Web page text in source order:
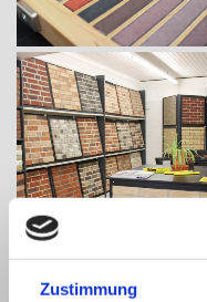
Zustimmung